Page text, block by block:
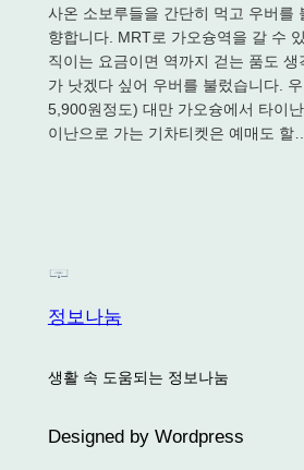
사온 소보루들을 간단히 먹고 우버를
향합니다. MRT로 가오슝역을 갈 수
직이는 요금이면 역까지 걷는 품도 생
가 낫겠다 싶어 우버를 불렀습니다.
5,900원정도) 대만 가오슝에서 타이
이난으로 가는 기차티켓은 예매도 할
정보나눔
생활 속 도움되는 정보나눔
Designed by Wordpress